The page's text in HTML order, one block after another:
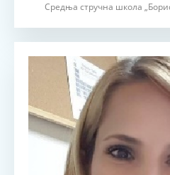
Средња стручна школа